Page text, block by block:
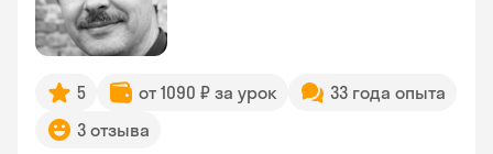
5 от 1090 ₽ за урок
33 года опыта
3 отзыва